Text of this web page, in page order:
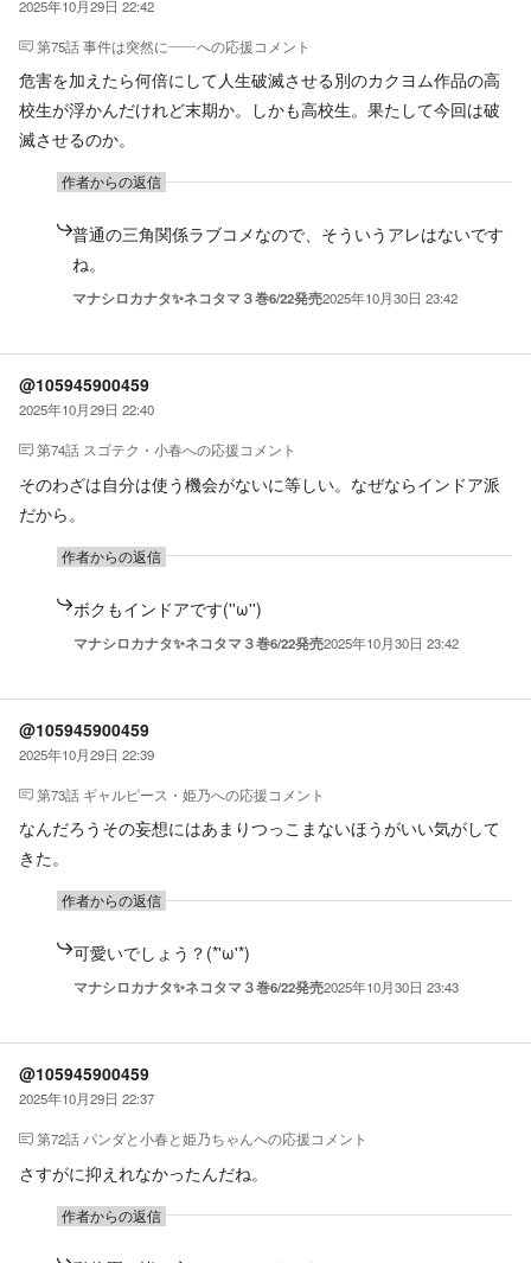
2025年10月29日 22:42
第75話 事件は突然に――への応援コメント
危害を加えたら何倍にして人生破滅させる別のカクヨム作品の高
校生が浮かんだけれど末期か。しかも高校生。果たして今回は破
滅させるのか。
作者からの返信
普通の三角関係ラブコメなので、そういうアレはないです
ね。
マナシロカナタ✨ネコタマ３巻6/22発売2025年10月30日 23:42
@105945900459
2025年10月29日 22:40
第74話 スゴテク・小春への応援コメント
そのわざは自分は使う機会がないに等しい。なぜならインドア派
だから。
作者からの返信
ボクもインドアです(''ω'')
マナシロカナタ✨ネコタマ３巻6/22発売2025年10月30日 23:42
@105945900459
2025年10月29日 22:39
第73話 ギャルピース・姫乃への応援コメント
なんだろうその妄想にはあまりつっこまないほうがいい気がして
きた。
作者からの返信
可愛いでしょう？(*'ω'*)
マナシロカナタ✨ネコタマ３巻6/22発売2025年10月30日 23:43
@105945900459
2025年10月29日 22:37
第72話 パンダと小春と姫乃ちゃんへの応援コメント
さすがに抑えれなかったんだね。
作者からの返信